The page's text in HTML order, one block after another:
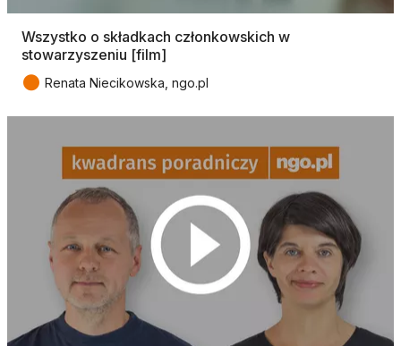
Wszystko o składkach członkowskich w
stowarzyszeniu [film]
● Renata Niecikowska, ngo.pl